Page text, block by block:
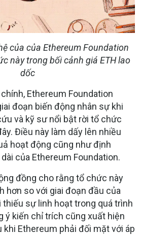
của của Ethereum Foundation
này trong bối cảnh giá ETH lao
dốc
Ethereum Foundation
đoạn biến động nhân sự khi
và kỹ sư nổi bật rời tổ chức
Điều này làm dấy lên nhiều
hoạt động cũng như định
của Ethereum Foundation.
đồng cho rằng tổ chức này
hơn so với giai đoạn đầu của
thiếu sự linh hoạt trong quá trình
ý kiến chỉ trích cũng xuất hiện
khi Ethereum phải đối mặt với áp